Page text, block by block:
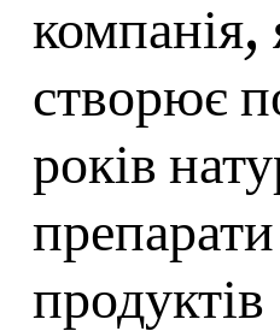
компанія,
створює
років
препарати
продуктів